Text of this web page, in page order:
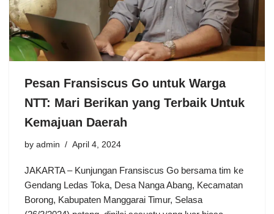
Pesan Fransiscus Go untuk Warga
NTT: Mari Berikan yang Terbaik Untuk
Kemajuan Daerah
by admin April 4, 2024
JAKARTA – Kunjungan Fransiscus Go bersama tim ke
Gendang Ledas Toka, Desa Nanga Abang, Kecamatan
Borong, Kabupaten Manggarai Timur, Selasa